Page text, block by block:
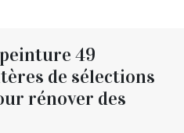
49
de sélections
rénover des